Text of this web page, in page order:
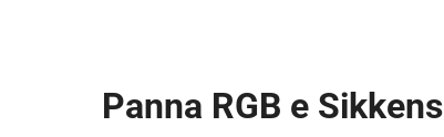
Panna RGB e Sikkens